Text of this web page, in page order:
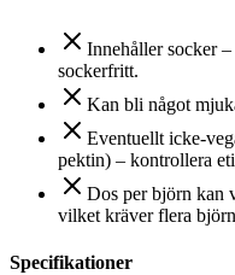
Innehåller socker
sockerfritt.
Kan bli något
Eventuellt
pektin) – kontrollera
Dos per björn kan
vilket kräver flera
Specifikationer